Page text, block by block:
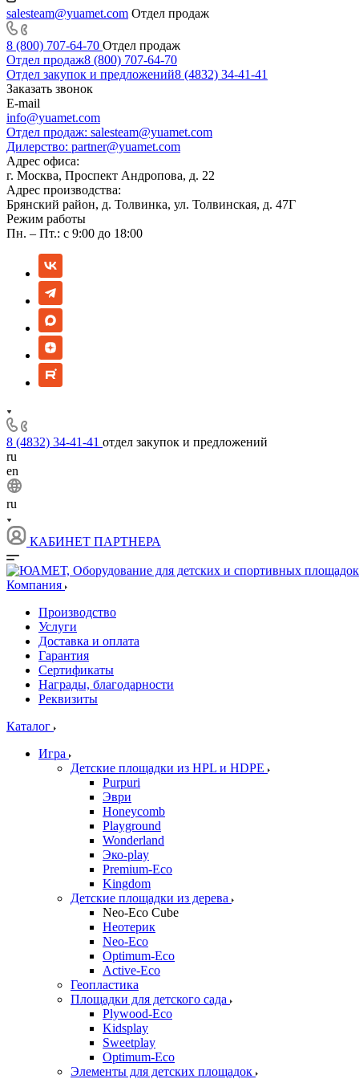
salesteam@yuamet.com Отдел продаж
8 (800) 707-64-70 Отдел продаж
Отдел продаж8 (800) 707-64-70
Отдел закупок и предложений8 (4832) 34-41-41
Заказать звонок
E-mail
info@yuamet.com
Отдел продаж: salesteam@yuamet.com
Дилерство: partner@yuamet.com
Адрес офиса:
г. Москва, Проспект Андропова, д. 22
Адрес производства:
Брянский район, д. Толвинка, ул. Толвинская, д. 47Г
Режим работы
Пн. – Пт.: с 9:00 до 18:00
8 (4832) 34-41-41 отдел закупок и предложений
ru
en
ru
КАБИНЕТ ПАРТНЕРА
Компания
Производство
Услуги
Доставка и оплата
Гарантия
Сертификаты
Награды, благодарности
Реквизиты
Каталог
Игра
Детские площадки из HPL и HDPE
Purpuri
Эври
Honeycomb
Playground
Wonderland
Эко-play
Premium-Eco
Kingdom
Детские площадки из дерева
Neo-Eco Cube
Неотерик
Neo-Eco
Оptimum-Еco
Active-Eco
Геопластика
Площадки для детского сада
Plywood-Eco
Kidsplay
Sweetplay
Оptimum-Еco
Элементы для детских площадок